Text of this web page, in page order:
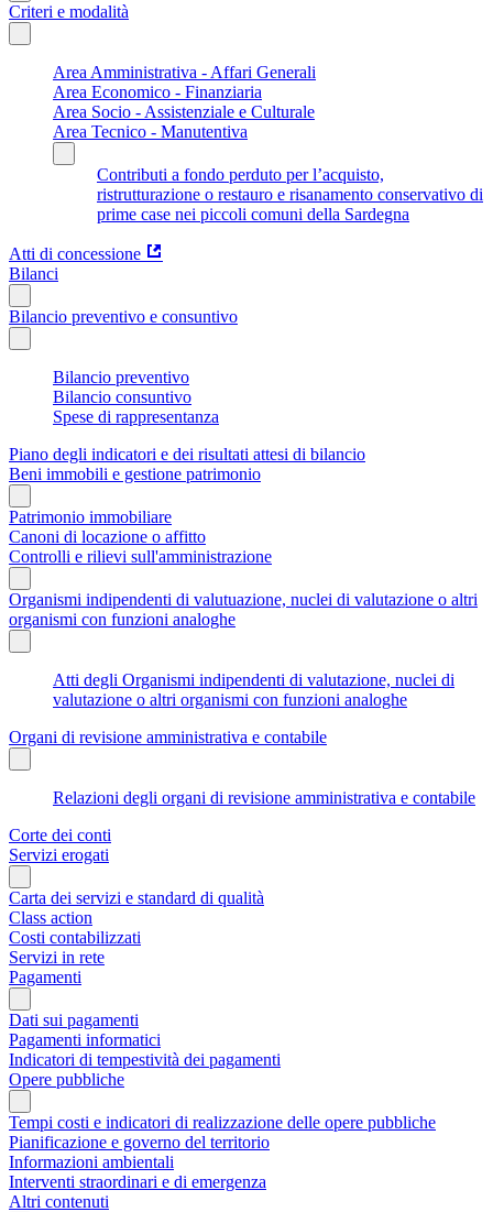
Criteri e modalità
Area Amministrativa - Affari Generali
Area Economico - Finanziaria
Area Socio - Assistenziale e Culturale
Area Tecnico - Manutentiva
Contributi a fondo perduto per l’acquisto,
ristrutturazione o restauro e risanamento conservativo di
prime case nei piccoli comuni della Sardegna
Atti di concessione
Bilanci
Bilancio preventivo e consuntivo
Bilancio preventivo
Bilancio consuntivo
Spese di rappresentanza
Piano degli indicatori e dei risultati attesi di bilancio
Beni immobili e gestione patrimonio
Patrimonio immobiliare
Canoni di locazione o affitto
Controlli e rilievi sull'amministrazione
Organismi indipendenti di valutuazione, nuclei di valutazione o altri
organismi con funzioni analoghe
Atti degli Organismi indipendenti di valutazione, nuclei di
valutazione o altri organismi con funzioni analoghe
Organi di revisione amministrativa e contabile
Relazioni degli organi di revisione amministrativa e contabile
Corte dei conti
Servizi erogati
Carta dei servizi e standard di qualità
Class action
Costi contabilizzati
Servizi in rete
Pagamenti
Dati sui pagamenti
Pagamenti informatici
Indicatori di tempestività dei pagamenti
Opere pubbliche
Tempi costi e indicatori di realizzazione delle opere pubbliche
Pianificazione e governo del territorio
Informazioni ambientali
Interventi straordinari e di emergenza
Altri contenuti